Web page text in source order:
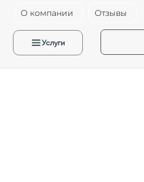
О компании Отзывы
Услуги